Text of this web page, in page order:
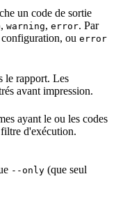
un code de sortie
, warning, error. Par
ou error
le rapport. Les
avant impression.
ayant le ou les codes
d'exécution.
--only (que seul